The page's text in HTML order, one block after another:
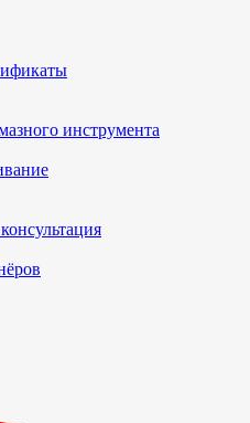
инструмента